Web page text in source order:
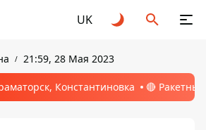
UK
21:59, 28 Мая 2023
Константиновка 🔴